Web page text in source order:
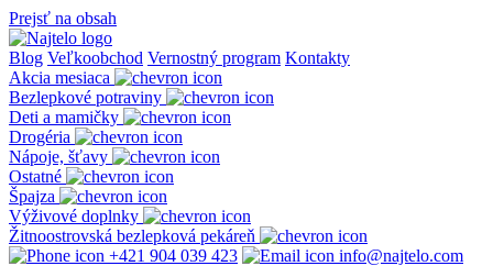
Prejsť na obsah
Blog Veľkoobchod Vernostný program Kontakty
Akcia mesiaca
Bezlepkové potraviny
Deti a mamičky
Drogéria
Nápoje, šťavy
Ostatné
Špajza
Výživové doplnky
Žitnoostrovská bezlepková pekáreň
+421 904 039 423
info@najtelo.com